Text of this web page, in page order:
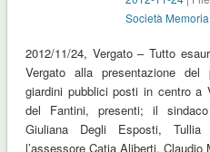
Società Memoria
2012/11/24, Vergato – Tutto
Vergato alla presentazione
giardini pubblici posti in centro a
del Fantini, presenti; il
Giuliana Degli Esposti,
l’assessore Catia Aliberti,